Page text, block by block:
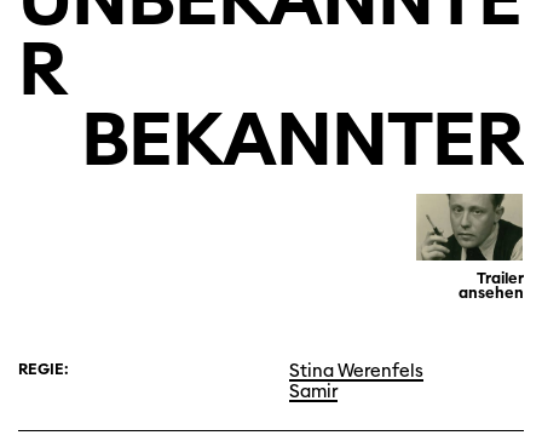
R
BEKANNTER
Trailer
ansehen
REGIE:
Stina Werenfels
Samir